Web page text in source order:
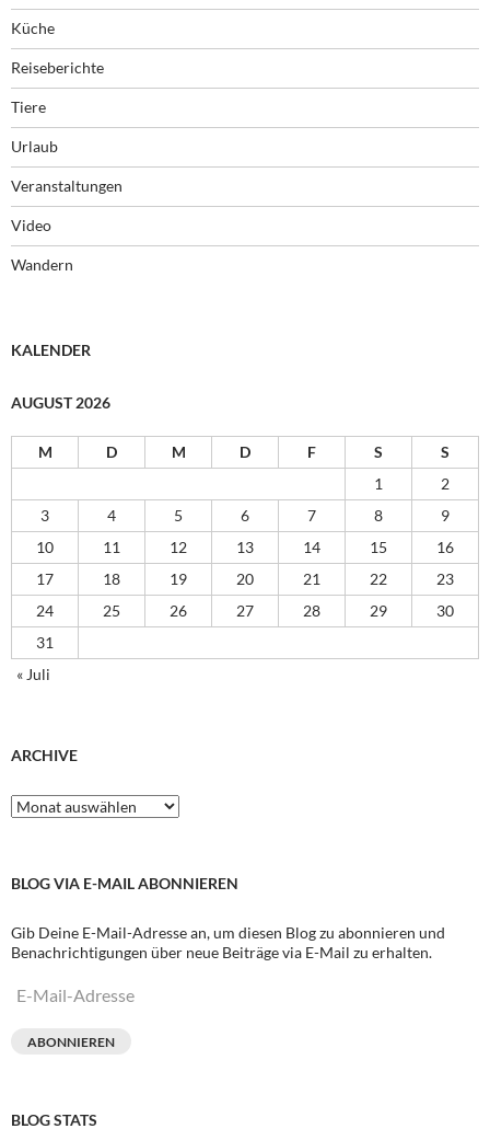
Küche
Reiseberichte
Tiere
Urlaub
Veranstaltungen
Video
Wandern
KALENDER
AUGUST 2026
M D M D F S
S
1
2
3
4 5 6 7 8
9
10
11 12 13 14 15
16
17
18 19 20 21 22
23
24
25 26 27 28 29
30
31
« Juli
ARCHIVE
Archive
BLOG VIA E-MAIL ABONNIEREN
Gib Deine E-Mail-Adresse an, um diesen Blog zu abonnieren und
Benachrichtigungen über neue Beiträge via E-Mail zu erhalten.
E-
ABONNIEREN
BLOG STATS